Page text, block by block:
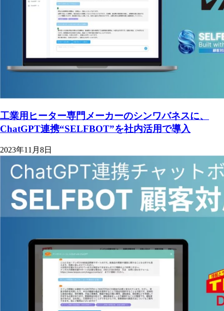
工業用ヒーター専門メーカーのシンワバネスに、
ChatGPT連携“SELFBOT”を社内活用で導入
2023年11月8日